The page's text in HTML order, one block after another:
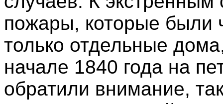
пожары, которые были
только отдельные
начале 1840 года на
обратили внимание,